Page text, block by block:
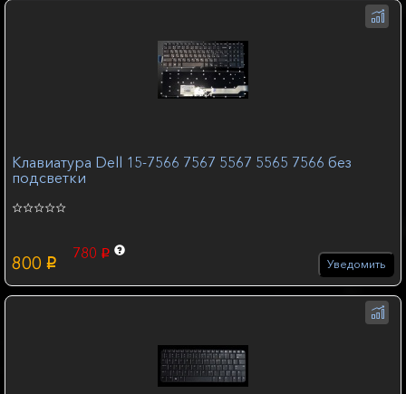
Клавиатура Dell 15-7566 7567 5567 5565 7566 без
подсветки
800 p
780 p
Уведомить